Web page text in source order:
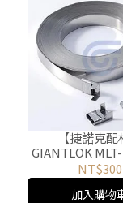
【捷諾克配
GIANTLOK MLT-BK-3HD
NT$300
加入購物